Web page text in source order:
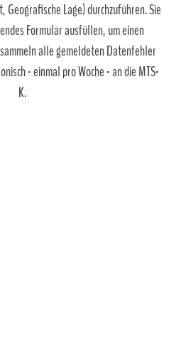
Lage) durchzuführen. Sie
Formular ausfüllen, um einen
alle gemeldeten Datenfehler
- einmal pro Woche - an die MTS-
K.